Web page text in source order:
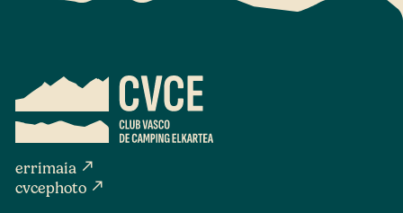
errimaia north_east
cvcephoto north_east